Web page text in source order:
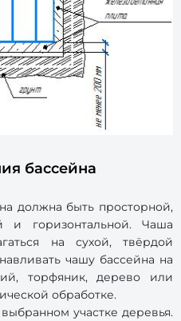
бассейна
должна быть просторной,
горизонтальной. Чаша
на сухой, твёрдой
чашу бассейна на
торфяник, дерево или
обработке.
участке деревья.